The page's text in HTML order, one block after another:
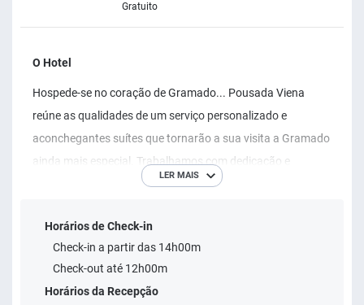
Gratuito
O Hotel
Hospede-se no coração de Gramado... Pousada Viena
reúne as qualidades de um serviço personalizado e
aconchegantes suítes que tornarão a sua visita a Gramado
ainda mais especial. Trabalhamos com dedicação e
gentileza para que cada momento seja inesquecível... para
CONQUISTAR NOSSOS HOSPEDES É NOSSO MAIOR
DESEJO...
LER MAIS
Horários de Check-in
Check-in a partir das 14h00m
Check-out até 12h00m
Horários da Recepção